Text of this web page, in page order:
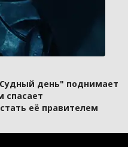
день" поднимает
спасает
её правителем